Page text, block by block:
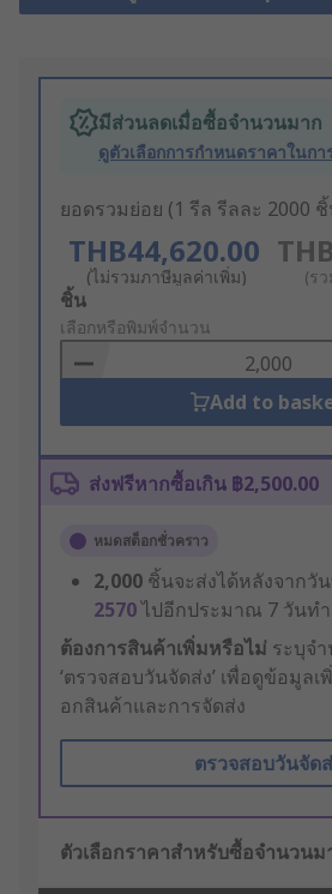
มีส่วนลดเมื่อซื้อจำนวนมาก
ดูตัวเลือกการกำหนดราคาในก
ยอดรวมย่อย (1 รีล รีลละ 2000
THB44,620.00
(ไม่รวมภาษีมูลค่าเพิ่ม) (ร
Add
to
Basket
ชิ้น
เลือกหรือพิมพ์จำนวน
Add to
ส่งฟรีหากซื้อเกิน ฿2,500.00
หมดสต็อกชั่วคราว
2,000 ชิ้นจะส่งได้หลังจากวั
2570ไปอีกประมาณ 7 วันท
ต้องการสินค้าเพิ่มหรือไม่ ระบุจ
‘ตรวจสอบวันจัดส่ง’ เพื่อดูข้อมูลเ
อกสินค้าและการจัดส่ง
ตรวจสอบวันจัด
ตัวเลือกราคาสำหรับซื้อจำนวนม